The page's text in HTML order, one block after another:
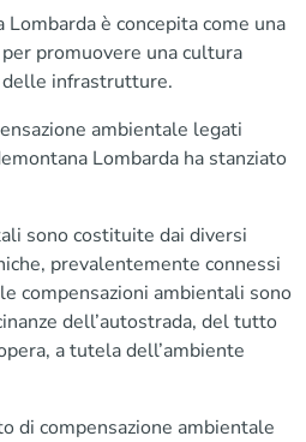
è concepita come una
promuovere una cultura
delle infrastrutture.
ambientale legati
Lombarda ha stanziato
sono costituite dai diversi
prevalentemente connessi
compensazioni ambientali sono
dell’autostrada, del tutto
a tutela dell’ambiente
di compensazione ambientale